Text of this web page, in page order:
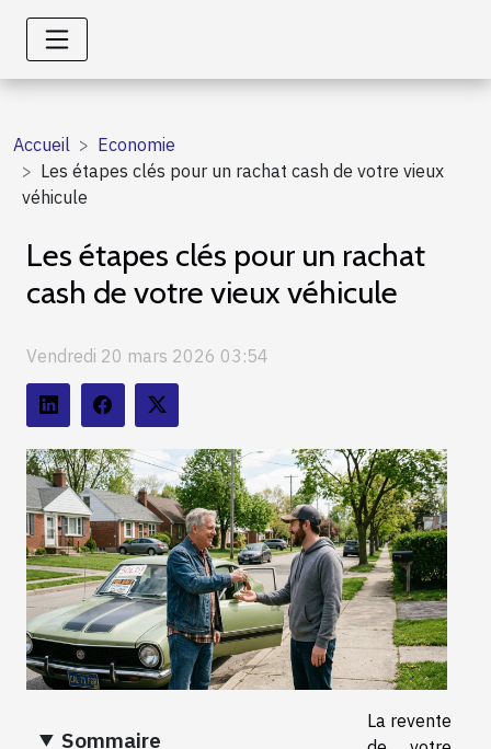
Accueil
Economie
Les étapes clés pour un rachat cash de votre vieux
véhicule
Les étapes clés pour un rachat
cash de votre vieux véhicule
Vendredi 20 mars 2026 03:54
Sommaire
La revente